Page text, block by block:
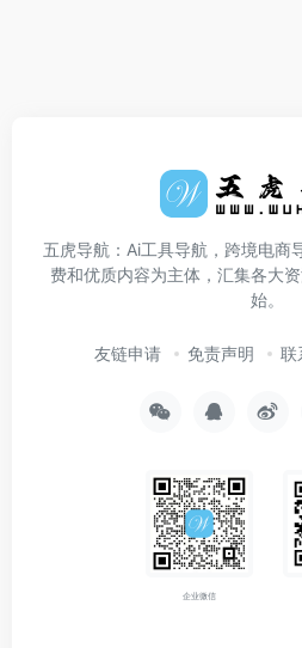
五虎导航：Ai工具导航，跨境电商
费和优质内容为主体，汇集各大
始。
友链申请 免责声明 联
企业微信